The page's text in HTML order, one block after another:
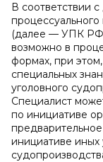
В соответствии
(далее — УПК
возможно в
формах, при
специальных
уголовного
Специалист
по инициативе
инициативе иных